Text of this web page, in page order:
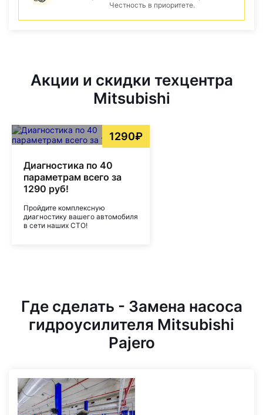
Честность в приоритете.
Акции и скидки техцентра
Mitsubishi
1290₽
Диагностика по 40
параметрам всего за
1290 руб!
Пройдите комплексную
диагностику вашего автомобиля
в сети наших СТО!
Где сделать - Замена насоса
гидроусилителя Mitsubishi
Pajero